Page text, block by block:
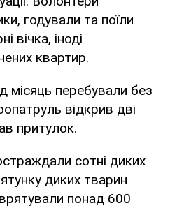
годували та поїли
вічка, іноді
квартир.
місяць перебували без
відкрив дві
притулок.
сотні диких
диких тварин
понад 600